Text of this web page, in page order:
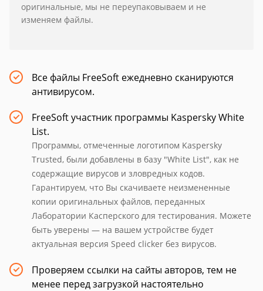
оригинальные, мы не переупаковываем и не
изменяем файлы.
Все файлы FreeSoft ежедневно сканируются
антивирусом.
FreeSoft участник программы Kaspersky White
List.
Программы, отмеченные логотипом Kaspersky
Trusted, были добавлены в базу "White List", как не
содержащие вирусов и зловредных кодов.
Гарантируем, что Вы скачиваете неизмененные
копии оригинальных файлов, переданных
Лаборатории Касперского для тестирования. Можете
быть уверены — на вашем устройстве будет
актуальная версия Speed clicker без вирусов.
Проверяем ссылки на сайты авторов, тем не
менее перед загрузкой настоятельно